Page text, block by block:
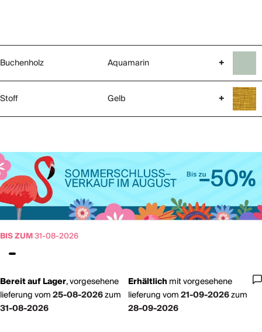
Buchenholz Aquamarin +
Stoff Gelb +
BIS ZUM31-08-2026
Bereit auf Lager,vorgesehene
lieferung vom25-08-2026zum
31-08-2026
Erhältlich mitvorgesehene
lieferung vom21-09-2026zum
28-09-2026